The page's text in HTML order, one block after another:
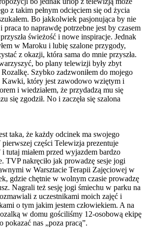
z takim pełnym odcięciem się od życia
Bo jakkolwiek pasjonująca by nie
i praca to naprawdę potrzebne jest by czasem
świeżość i nowe inspiracje. Jednak
w Maroku i lubię szalone przygody,
z okazji, która sama do mnie przyszła.
bo plany telewizji były zbyt
Szybko zadzwoniłem do mojego
Kawki, który jest zawodowo wziętym i
i wiedziałem, że przydadzą mu się
się zgodził. No i zaczęła się szalona
taka, że każdy odcinek ma swojego
pierwszej części Telewizja prezentuje
i tutaj miałem przed wyjazdem bardzo
TVP nakręciło jak prowadzę sesje jogi
w Warsztacie Terapii Zajęciowej w
gdzie chętnie w wolnym czasie prowadzę
Nagrali też sesję jogi śmiechu w parku na
z uczestnikami moich zajęć i
o tym jakim jestem człowiekiem. A na
w domu gościliśmy 12-osobową ekipę
nas „poza pracą”.